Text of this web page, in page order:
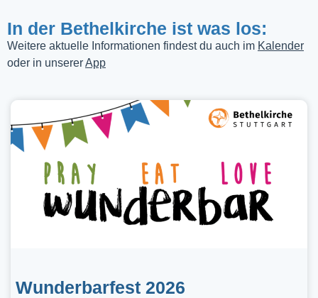
In der Bethelkirche ist was los:
Weitere aktuelle Informationen findest du auch im Kalender
oder in unsererApp
Wunderbarfest 2026